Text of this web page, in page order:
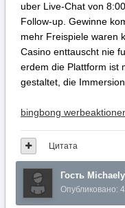
uber Live-Chat von
Follow-up. Gewinne
mehr Freispiele waren
Casino enttauscht nie
erdem die Plattform ist
gestaltet, die
bingbong
Цитата
Гость
Опубликовано: